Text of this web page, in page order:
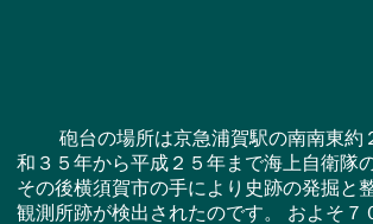
砲台の場所は京急浦賀駅の南南東約２
和３５年から平成２５年まで海上自衛隊
その後横須賀市の手により史跡の発掘と
観測所跡が検出されたのです。 およそ